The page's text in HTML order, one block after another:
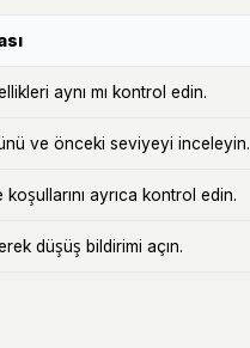
aynı mı kontrol edin.
ve önceki seviyeyi inceleyin.
ayrıca kontrol edin.
düşüş bildirimi açın.